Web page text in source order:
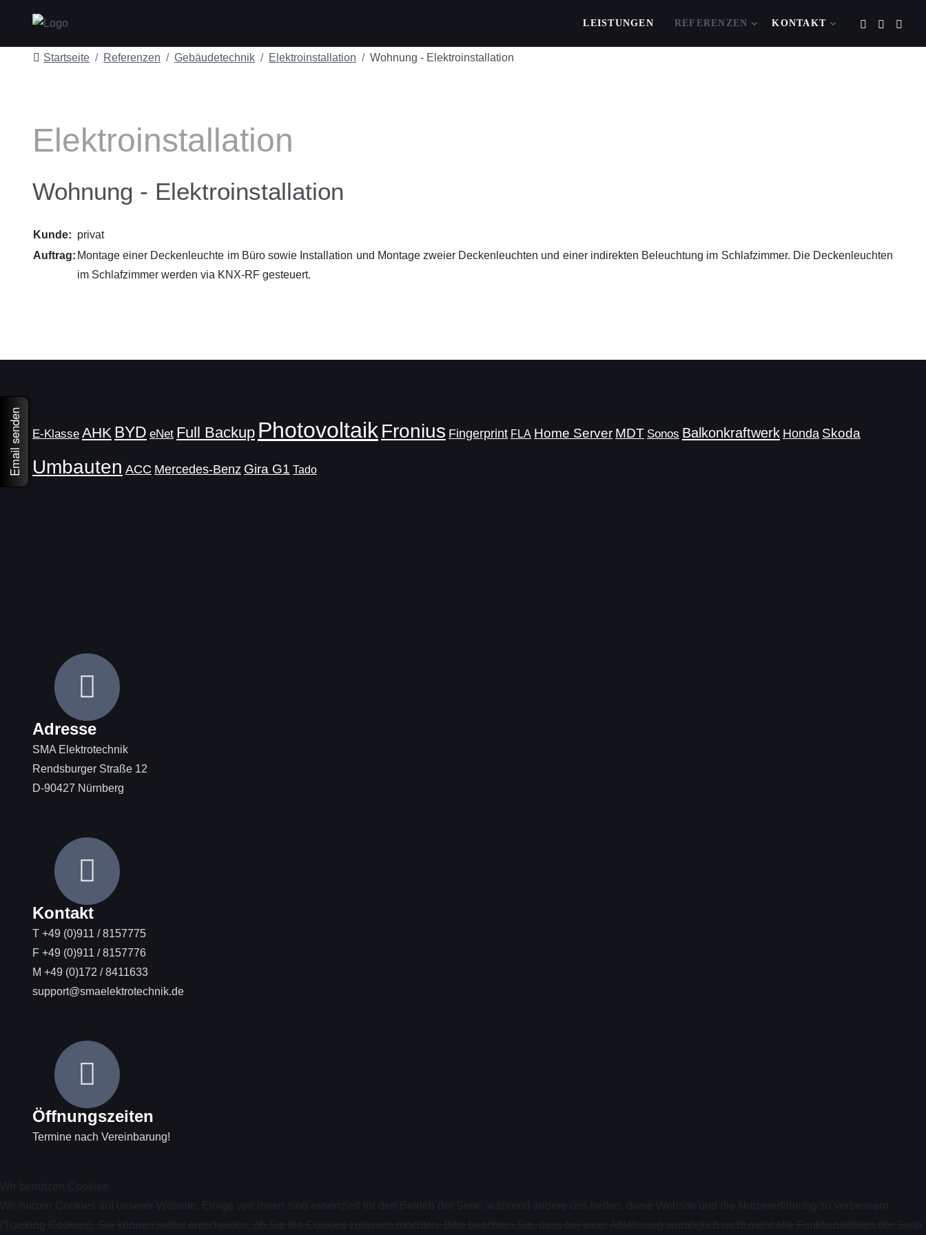
LEISTUNGEN REFERENZEN KONTAKT
Startseite Referenzen Gebäudetechnik Elektroinstallation Wohnung - Elektroinstallation
Elektroinstallation
Wohnung - Elektroinstallation
Kunde: privat
Auftrag: Montage einer Deckenleuchte im Büro sowie Installation und Montage zweier Deckenleuchten und einer indirekten Beleuchtung im Schlafzimmer. Die Deckenleuchten
im Schlafzimmer werden via KNX-RF gesteuert.
E-Klasse AHK BYD eNet Full Backup PhotovoltaikFronius Fingerprint FLA Home Server MDT Sonos Balkonkraftwerk Honda Skoda
Umbauten ACC Mercedes-Benz Gira G1 Tado
Email senden
Adresse
SMA Elektrotechnik
Rendsburger Straße 12
D-90427 Nürnberg
Kontakt
T +49 (0)911 / 8157775
F +49 (0)911 / 8157776
M +49 (0)172 / 8411633
support@smaelektrotechnik.de
Öffnungszeiten
Termine nach Vereinbarung!